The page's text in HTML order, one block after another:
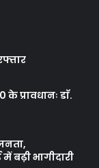
प्रावधानः डाॅ.
बढ़ी भागीदारी